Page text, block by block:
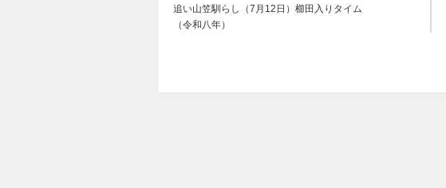
追い山笠馴らし（7月12日）櫛田入りタイム
（令和八年）